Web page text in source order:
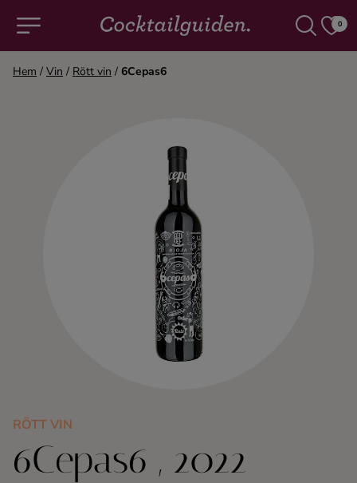
0
Alla cocktails & drinkar
Konjak
Likör
Hem / Vin / Rött vin / 6Cepas6
RÖTT VIN
6Cepas6 , 2022